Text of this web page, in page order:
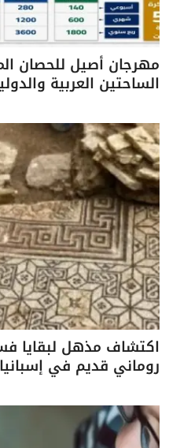
مهرجان أصيل للحصان
الساحتين العربية
اكتشاف مذهل لبقايا
روماني قديم في إسبانيا